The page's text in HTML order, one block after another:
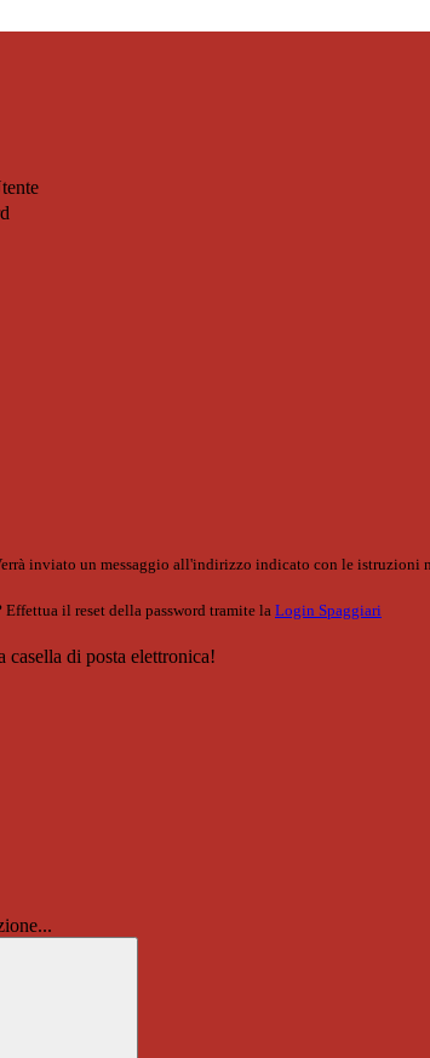
inviato un messaggio all'indirizzo indicato con le istruzioni
il reset della password tramite la Login Spaggiari
di posta elettronica!